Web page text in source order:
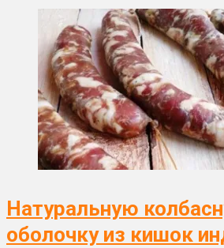
Натуральную
оболочку из кишок